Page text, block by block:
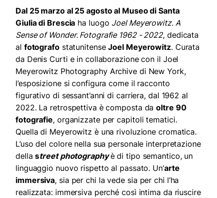
Dal 25 marzo al 25 agosto al Museo di Santa
Giulia di Brescia ha luogo Joel Meyerowitz. A
Sense of Wonder. Fotografie 1962 - 2022, dedicata
al fotografostatunitenseJoel Meyerowitz. Curata
da Denis Curti e in collaborazione con il Joel
Meyerowitz Photography Archive di New York,
l’esposizione si configura come il racconto
figurativo di sessant’anni di carriera, dal 1962 al
2022. La retrospettiva è composta daoltre 90
fotografie, organizzate per capitoli tematici.
Quella di Meyerowitz è una rivoluzione cromatica.
L’uso del colore nella sua personale interpretazione
dellastreet photography è di tipo semantico, un
linguaggio nuovo rispetto al passato. Un’arte
immersiva, sia per chi la vede sia per chi l’ha
realizzata: immersiva perché così intima da riuscire